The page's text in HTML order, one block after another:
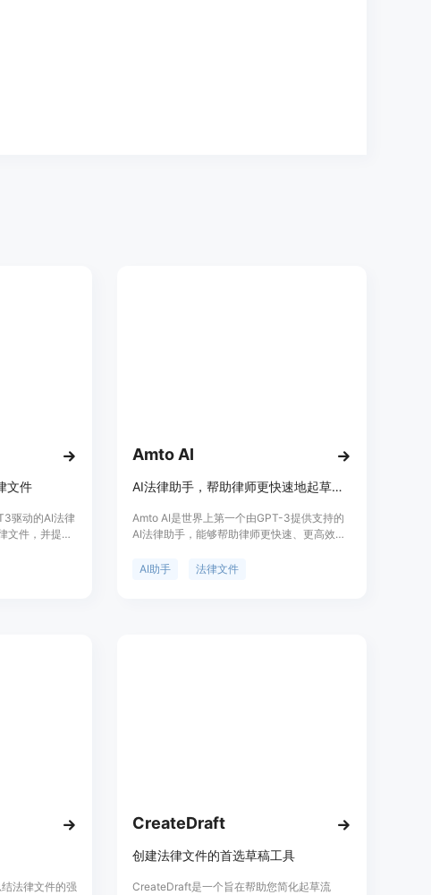
文件
驱动的AI法律
文件，并提高
强化学习，为
Amto AI
AI法律助手，帮助律师更快速地起草法律文件
Amto AI是世界上第一个由GPT-3提供支持的
AI法律助手，能够帮助律师更快速、更高效地
处理技术，结合对公开和专有法律内容的人类
AI助手 法律文件
法律文件的强
CreateDraft
创建法律文件的首选草稿工具
CreateDraft是一个旨在帮助您简化起草流